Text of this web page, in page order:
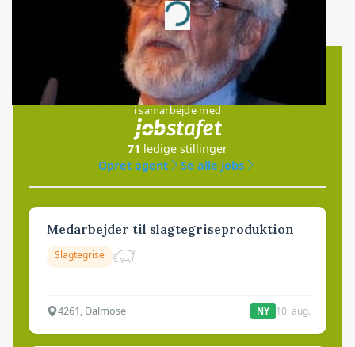
Loading...
Jobs
i samarbejde med
71 ledige stillinger
Opret agent
Se alle jobs
Medarbejder til slagtegriseproduktion
Slagtegrise
4261, Dalmose NY 10. aug.